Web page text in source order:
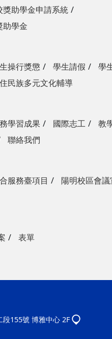
獎助學金申請系統
助學金
操行獎懲 學生請假
學
民族多元文化輔導
學習成果 國際志工
教
聯絡我們
服務臺項目 陽明校區會議
表單
155號 博雅中心 2F